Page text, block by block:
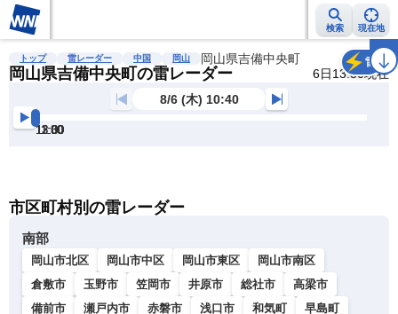
検索 現在地
雨雲レーダー 台風情報 地震情報 警報・注意報 2週間天気 ラ
トップ 雷レーダー 中国 岡山 岡山県吉備中央町
岡山県吉備中央町の雷レーダー 6日13:30現在
雷
8/6 (木) 10:40
11:00
11:30
12:00
12:30
13:00
13:30
市区町村別の雷レーダー
南部
岡山市北区 岡山市中区 岡山市東区
岡山市南区
倉敷市
玉野市 笠岡市 井原市 総社市
高梁市
備前市
瀬戸内市 赤磐市 浅口市 和気町
早島町